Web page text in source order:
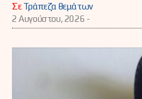
ΣεΤράπεζα θεμάτων
2 Αυγούστου, 2026 -